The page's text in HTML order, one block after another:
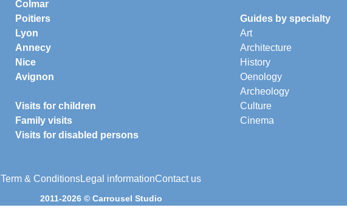
Colmar
Poitiers
Lyon
Annecy
Nice
Avignon
Visits for children
Family visits
Visits for disabled persons
Guides by specialty
Art
Architecture
History
Oenology
Archeology
Culture
Cinema
Term & ConditionsLegal informationContact us
2011-2026 © Carrousel Studio